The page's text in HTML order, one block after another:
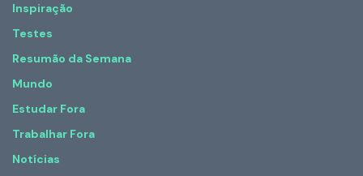
Inspiração
Testes
Resumão da Semana
Mundo
Estudar Fora
Trabalhar Fora
Notícias